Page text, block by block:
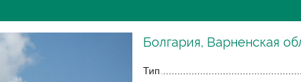
Болгария, Варненская
Тип